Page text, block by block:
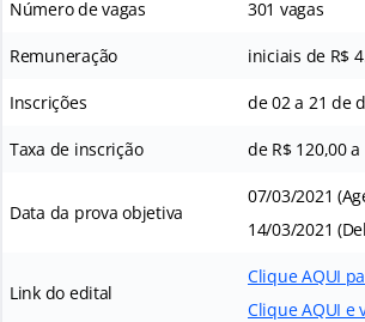
Número de vagas 301 vagas
Remuneração iniciais de R$
Inscrições de 02 a 21 de
Taxa de inscrição de R$ 120,00 a
Data da prova objetiva
07/03/2021
14/03/2021
Link do edital
Clique AQUI
Clique AQUI e